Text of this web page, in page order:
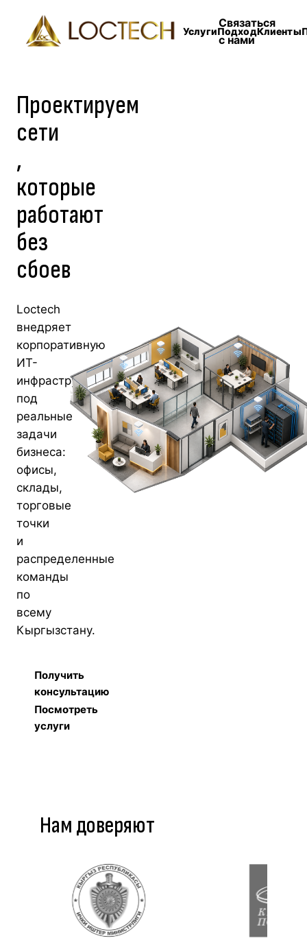
УслугиПодходКлиенты
Связаться
с нами
Проектируем
сети
,
которые
работают
без
сбоев
Loctech
внедряет
корпоративную
ИТ-
инфраструктуру
под
реальные
задачи
бизнеса:
офисы,
склады,
торговые
точки
и
распределенные
команды
по
всему
Кыргызстану.
Получить
консультацию
Посмотреть
услуги
Нам доверяют